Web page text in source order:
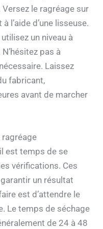
le ragréage sur
l’aide d’une lisseuse.
un niveau à
pas à
Laissez
fabricant,
avant de marcher
est temps de se
vérifications. Ces
un résultat
est d’attendre le
Le temps de séchage
de 24 à 48